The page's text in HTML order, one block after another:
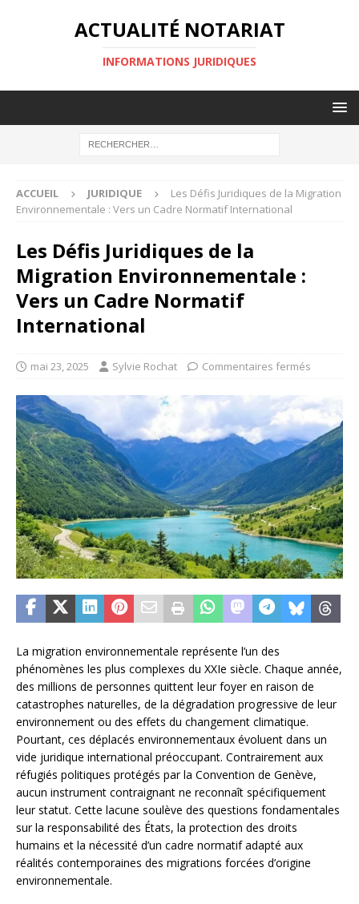
ACTUALITÉ NOTARIAT
INFORMATIONS JURIDIQUES
ACCUEIL JURIDIQUE
Les Défis Juridiques de la Migration
Environnementale : Vers un Cadre Normatif International
Les Défis Juridiques de la
Migration Environnementale :
Vers un Cadre Normatif
International
mai 23, 2025 Sylvie Rochat Commentaires fermés
La migration environnementale représente l’un des
phénomènes les plus complexes du XXIe siècle. Chaque année,
des millions de personnes quittent leur foyer en raison de
catastrophes naturelles, de la dégradation progressive de leur
environnement ou des effets du changement climatique.
Pourtant, ces déplacés environnementaux évoluent dans un
vide juridique international préoccupant. Contrairement aux
réfugiés politiques protégés par la Convention de Genève,
aucun instrument contraignant ne reconnaît spécifiquement
leur statut. Cette lacune soulève des questions fondamentales
sur la responsabilité des États, la protection des droits
humains et la nécessité d’un cadre normatif adapté aux
réalités contemporaines des migrations forcées d’origine
environnementale.